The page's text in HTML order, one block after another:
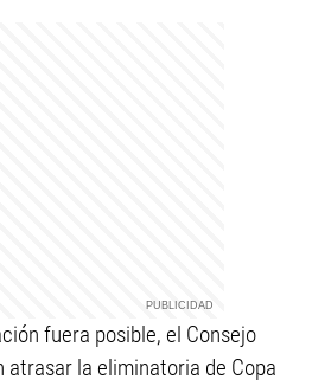
fuera posible, el Consejo
atrasar la eliminatoria de Copa